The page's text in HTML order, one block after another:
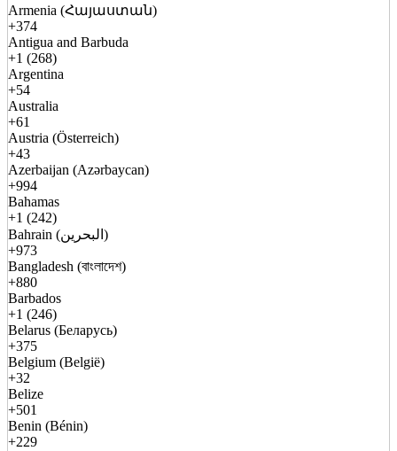
Armenia (Հայաստան)
+374
Antigua and Barbuda
+1 (268)
Argentina
+54
Australia
+61
Austria (Österreich)
+43
Azerbaijan (Azərbaycan)
+994
Bahamas
+1 (242)
Bahrain (البحرين)
+973
Bangladesh (বাংলাদেশ)
+880
Barbados
+1 (246)
Belarus (Беларусь)
+375
Belgium (België)
+32
Belize
+501
Benin (Bénin)
+229